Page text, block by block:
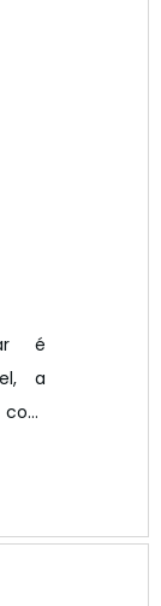
um
é
a
led